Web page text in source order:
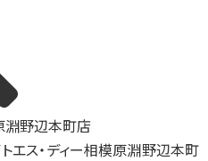
トエス・ディー相模原淵野辺本町